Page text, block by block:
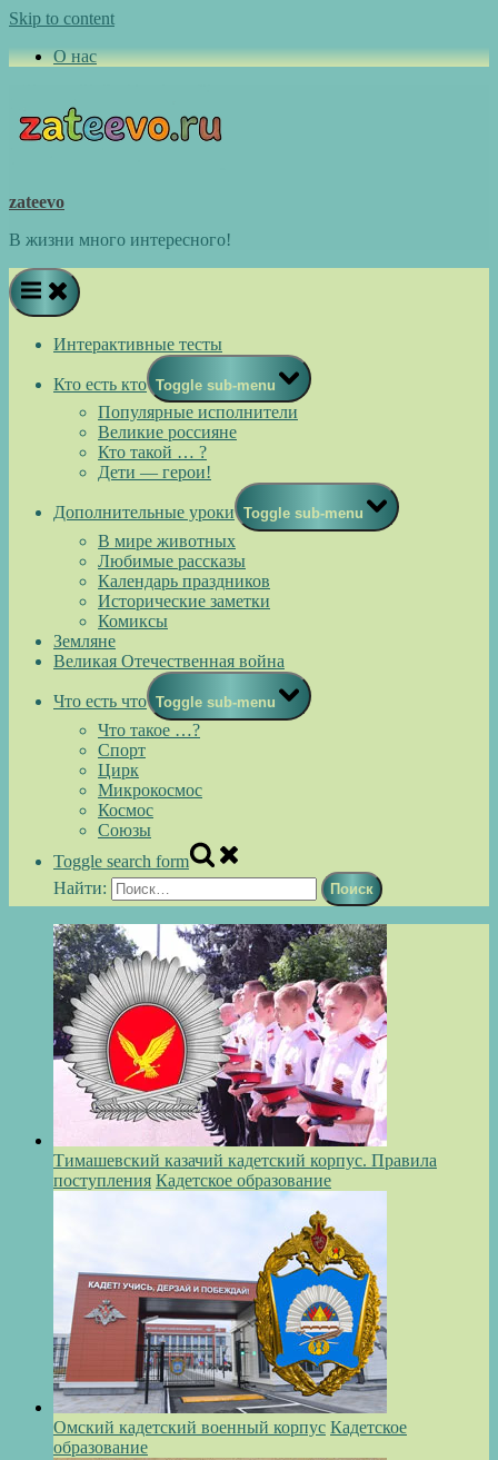
Skip to content
О нас
zateevo
В жизни много интересного!
Интерактивные тесты
Кто есть кто Toggle sub-menu
Популярные исполнители
Великие россияне
Кто такой … ?
Дети — герои!
Дополнительные уроки Toggle sub-menu
В мире животных
Любимые рассказы
Календарь праздников
Исторические заметки
Комиксы
Земляне
Великая Отечественная война
Что есть что Toggle sub-menu
Что такое …?
Спорт
Цирк
Микрокосмос
Космос
Союзы
Toggle search form
Найти:
Тимашевский казачий кадетский корпус. Правила
поступления Кадетское образование
Омский кадетский военный корпус Кадетское
образование